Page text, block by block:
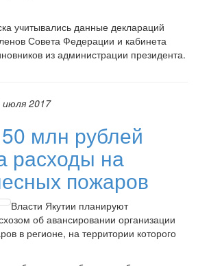
учитывались данные деклараций
Совета Федерации и кабинета
из администрации президента.
июля 2017
млн рублей
расходы на
пожаров
Власти Якутии планируют
об авансировании организации
в регионе, на территории которого